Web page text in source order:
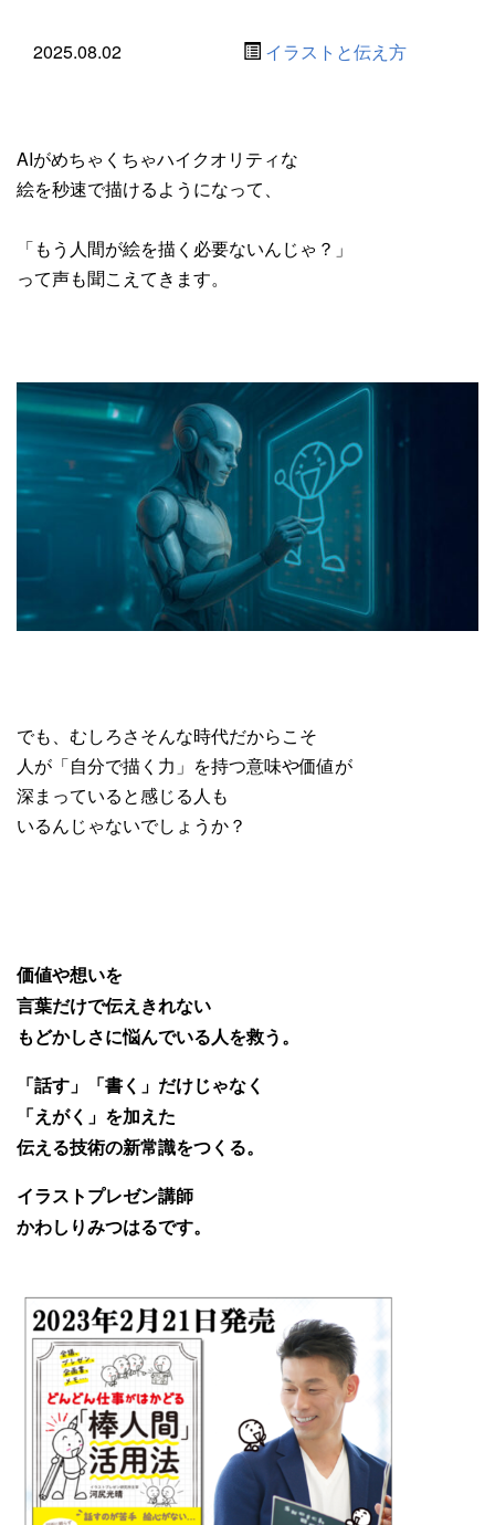
2025.08.02 イラストと伝え方
AIがめちゃくちゃハイクオリティな
絵を秒速で描けるようになって、
「もう人間が絵を描く必要ないんじゃ？」
って声も聞こえてきます。
でも、むしろさそんな時代だからこそ
人が「自分で描く力」を持つ意味や価値が
深まっていると感じる人も
いるんじゃないでしょうか？
価値や想いを
言葉だけで伝えきれない
もどかしさに悩んでいる人を救う。
「話す」「書く」だけじゃなく
「えがく」を加えた
伝える技術の新常識をつくる。
イラストプレゼン講師
かわしりみつはるです。